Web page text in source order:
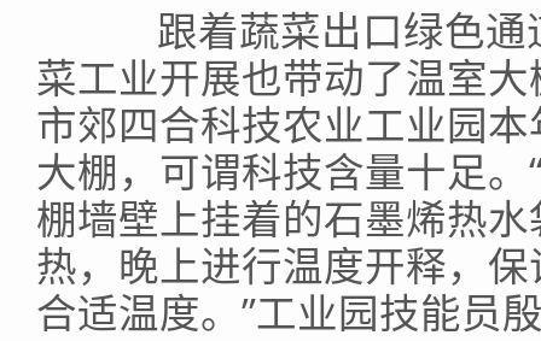
跟着蔬菜出口绿色通
菜工业开展也带动了温室
市郊四合科技农业工业园
大棚，可谓科技含量十足
棚墙壁上挂着的石墨烯热
热，晚上进行温度开释，
合适温度。”工业园技能员